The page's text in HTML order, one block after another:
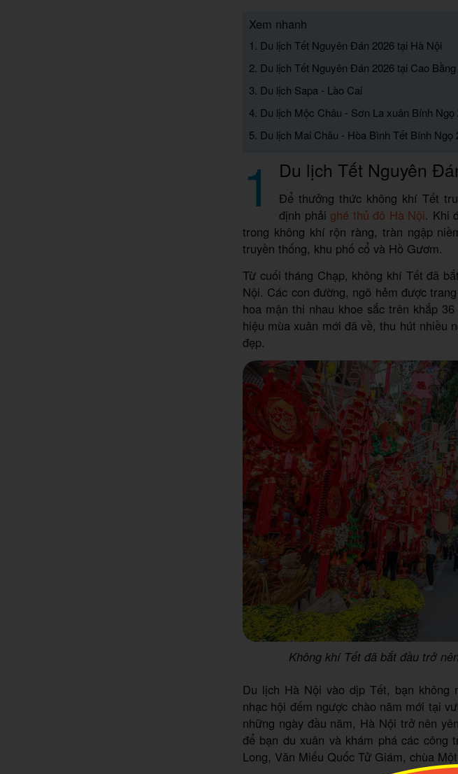
Xem nhanh
1. Du lịch Tết Nguyên Đán 2026 tại Hà Nội
2. Du lịch Tết Nguyên Đán 2026 tại Cao Bằng
3. Du lịch Sapa - Lào Cai
4. Du lịch Mộc Châu - Sơn La xuân Bính Ngọ
5. Du lịch Mai Châu - Hòa Bình Tết Bính Ngọ
1 Du lịch Tết Nguyên
Để thưởng thức không khí Tết
định phải ghé thủ đô Hà Nội. Khi
trong không khí rộn ràng, tràn ngập
truyền thống, khu phố cổ và Hồ Gươm.
Từ cuối tháng Chạp, không khí Tết đã
Nội. Các con đường, ngõ hẻm được
hoa mận thi nhau khoe sắc trên khắp
hiệu mùa xuân mới đã về, thu hút nhiều
đẹp.
Không khí Tết đã bắt đầu trở
Du lịch Hà Nội vào dịp Tết, bạn
nhạc hội đếm ngược chào năm mới tại
những ngày đầu năm, Hà Nội trở nên
để bạn du xuân và khám phá các công
Long, Văn Miếu Quốc Tử Giám, chùa